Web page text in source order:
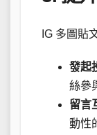
IG 多圖貼
發起
絲參
留言
動性